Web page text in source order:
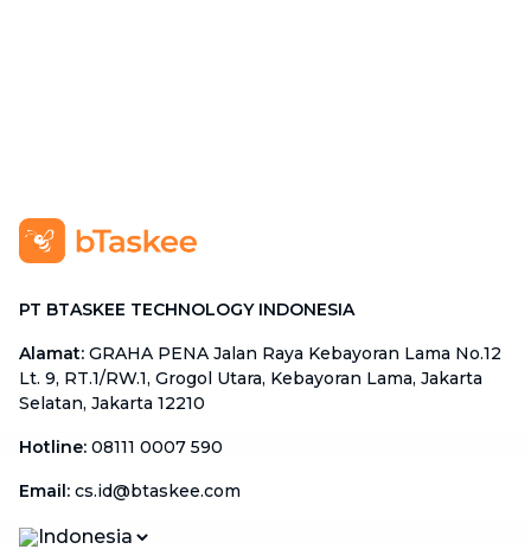
PT BTASKEE TECHNOLOGY INDONESIA
Alamat: GRAHA PENA Jalan Raya Kebayoran Lama No.12
Lt. 9, RT.1/RW.1, Grogol Utara, Kebayoran Lama, Jakarta
Selatan, Jakarta 12210
Hotline: 08111 0007 590
Email: cs.id@btaskee.com
Indonesia